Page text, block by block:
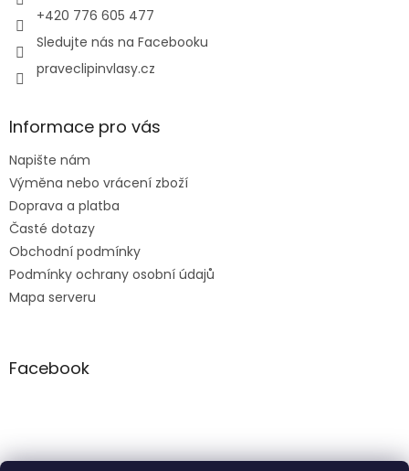
k
+420 776 605 477
Sledujte nás na Facebooku
praveclipinvlasy.cz
Informace pro vás
Napište nám
Výměna nebo vrácení zboží
Doprava a platba
Časté dotazy
Obchodní podmínky
Podmínky ochrany osobní údajů
Mapa serveru
Facebook